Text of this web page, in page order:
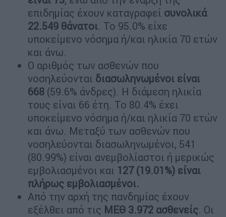
επιδημίας έχουν καταγραφεί συνολικά
22.549 θάνατοι. Το 95.0% είχε
υποκείμενο νόσημα ή/και ηλικία 70 ετών
και άνω.
Ο αριθμός των ασθενών που
νοσηλεύονται διασωληνωμένοι είναι
668 (59.6% άνδρες). Η διάμεση ηλικία
τους είναι 66 έτη. To 80.4% έχει
υποκείμενο νόσημα ή/και ηλικία 70 ετών
και άνω. Μεταξύ των ασθενών που
νοσηλεύονται διασωληνωμένοι, 541
(80.99%) είναι ανεμβολίαστοι ή μερικώς
εμβολιασμένοι και 127 (19.01%) είναι
πλήρως εμβολιασμένοι.
Από την αρχή της πανδημίας έχουν
εξέλθει από τις ΜΕΘ 3.972 ασθενείς. Οι